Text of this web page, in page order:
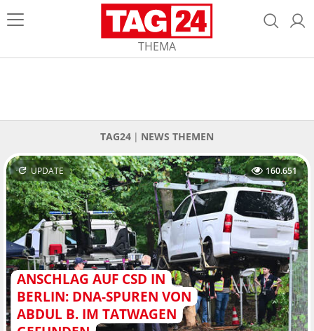
THEMA
TAG24 NEWS THEMEN
ANSCHLAG AUF CSD IN
BERLIN: DNA-SPUREN VON
ABDUL B. IM TATWAGEN
UPDATE 160.651